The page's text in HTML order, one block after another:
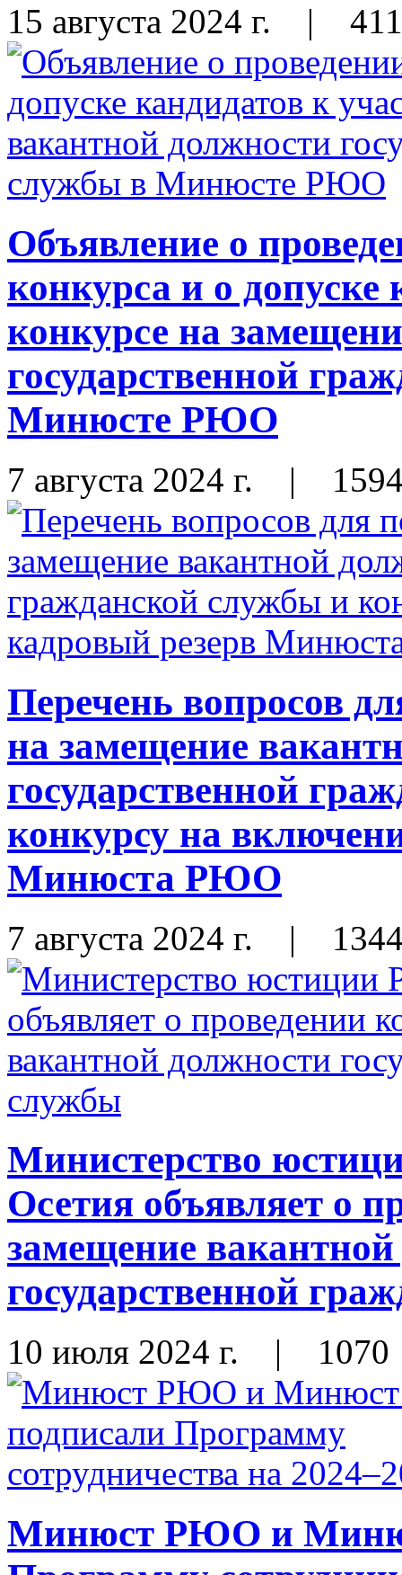
15 августа 2024 г. |
Объявление о
конкурса и о
конкурсе на
государственной
Минюсте РЮО
7 августа 2024 г. |
Перечень вопросов
на замещение
государственной
конкурсу на
Минюста РЮО
7 августа 2024 г. |
Министерство
Осетия объявляет о
замещение
государственной
10 июля 2024 г. | 1070
Минюст РЮО и